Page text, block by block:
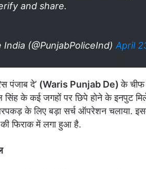
and share.
(@PunjabPoliceInd) April
पंजाब दे’ (Waris Punjab De)के चीफ
सिंह के कई जगहों पर छिपे होने के इनपुट
के लिए बड़ा सर्च ऑपरेशन चलाया.
फिराक में लगा हुआ है.